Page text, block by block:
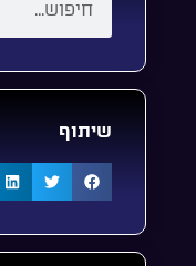
שיתוף